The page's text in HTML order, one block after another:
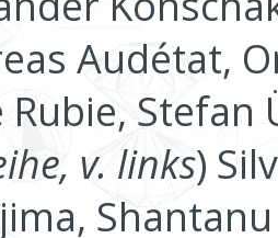
Audétat,
Rubie, Stefan
v. links)